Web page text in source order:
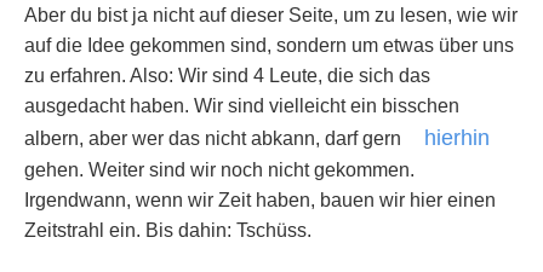
Aber du bist ja nicht auf dieser Seite, um zu lesen, wie wir
auf die Idee gekommen sind, sondern um etwas über uns
zu erfahren. Also: Wir sind 4 Leute, die sich das
ausgedacht haben. Wir sind vielleicht ein bisschen
albern, aber wer das nicht abkann, darf gern
hierhin
gehen. Weiter sind wir noch nicht gekommen.
Irgendwann, wenn wir Zeit haben, bauen wir hier einen
Zeitstrahl ein. Bis dahin: Tschüss.